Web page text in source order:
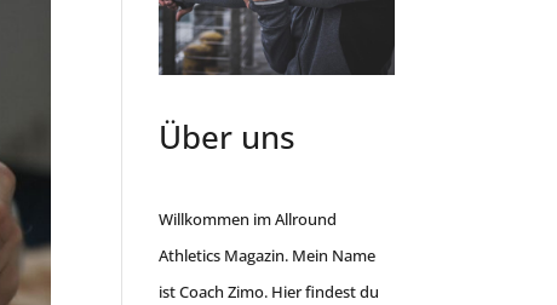
Über uns
Willkommen im Allround
Athletics Magazin. Mein Name
ist Coach Zimo. Hier findest du